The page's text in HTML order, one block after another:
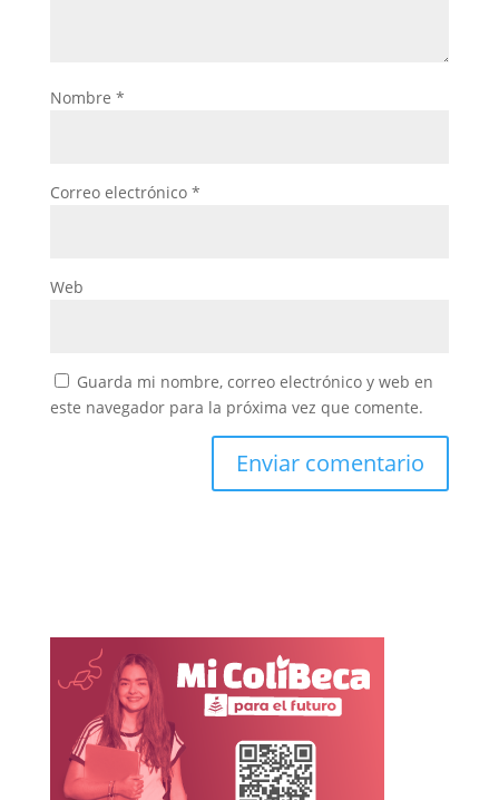
Nombre *
Correo electrónico *
Web
Guarda mi nombre, correo electrónico y web en
este navegador para la próxima vez que comente.